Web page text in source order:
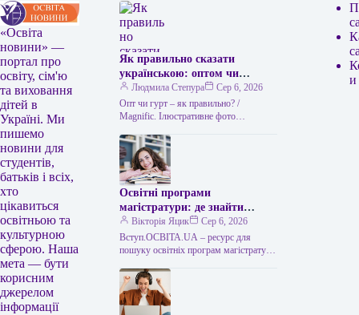
«Освіта
новини» —
портал про
освіту, сім'ю
та виховання
дітей в
Україні. Ми
пишемо
новини для
студентів,
батьків і всіх,
хто
цікавиться
освітньою та
культурною
сферою. Наша
мета — бути
корисним
джерелом
інформації
Як правильно сказати
українською: оптом чи
гуртом
Людмила Степура
Сер 6, 2026
Опт чи гурт – як правильно? /
Мagnific. Ілюстративне фото
часто пропонує два рівнозначні слова,
…
Освітні програми
магістратури: де знайти
відомості
Вікторія Яцик
Сер 6, 2026
Вступ.ОСВІТА.UA – ресурс для
пошуку освітніх програм магістратури
відомості Для вибору напряму
підготовки вступники до
магістратури…
и